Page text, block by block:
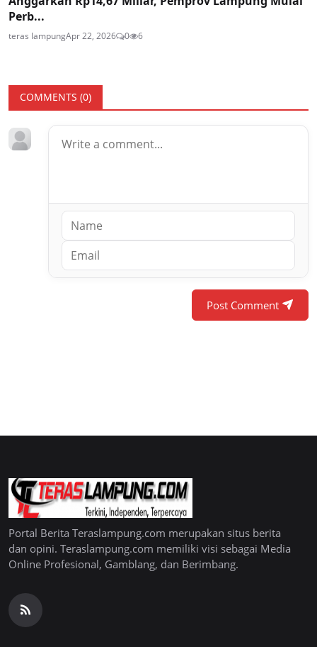
Perb...
teras lampungApr 22, 2026 0 6
COMMENTS (0)
Post Comment
Portal Berita Teraslampung.com merupakan situs berita
dan opini. Teraslampung.com memiliki visi sebagai Media
Online Profesional, Gamblang, dan Berimbang.